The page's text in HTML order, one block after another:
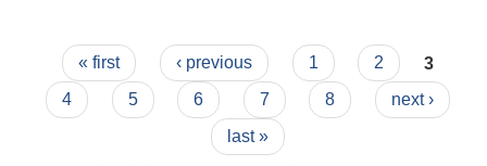
Pages
« first ‹ previous 1 2
3
4
5 6 7 8
next ›
last »